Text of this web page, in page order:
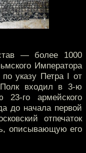
— более 1000
Императора
по указу Петра I от
входил в 3-ю
23-го армейского
до начала первой
отпечаток
описывающую его